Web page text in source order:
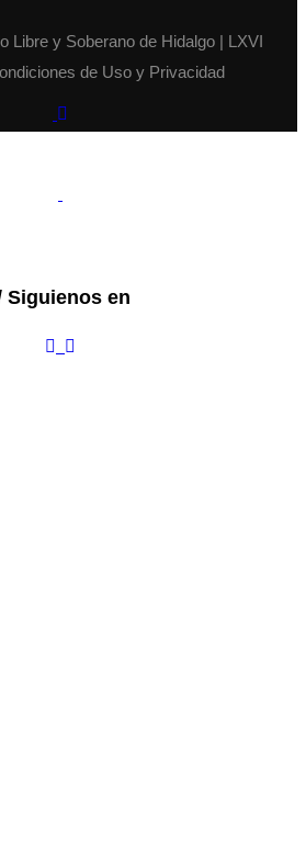
Libre y Soberano de Hidalgo | LXVI
de Uso y Privacidad
Siguienos en